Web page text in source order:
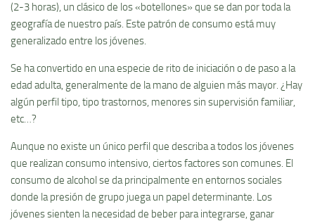
(2-3 horas), un clásico de los «botellones» que se dan por toda la
geografía de nuestro país. Este patrón de consumo está muy
generalizado entre los jóvenes.
Se ha convertido en una especie de rito de iniciación o de paso a la
edad adulta, generalmente de la mano de alguien más mayor. ¿Hay
algún perfil tipo, tipo trastornos, menores sin supervisión familiar,
etc…?
Aunque no existe un único perfil que describa a todos los jóvenes
que realizan consumo intensivo, ciertos factores son comunes. El
consumo de alcohol se da principalmente en entornos sociales
donde la presión de grupo juega un papel determinante. Los
jóvenes sienten la necesidad de beber para integrarse, ganar